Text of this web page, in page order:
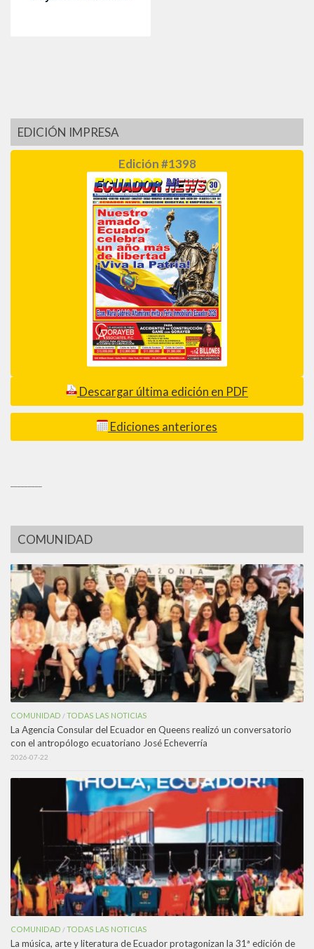
EDICIÓN IMPRESA
Edición #1398
Descargar última edición en PDF
Ediciones anteriores
COMUNIDAD
COMUNIDAD /TODAS LAS NOTICIAS
La Agencia Consular del Ecuador en Queens realizó un conversatorio
con el antropólogo ecuatoriano José Echeverría
2026-07-22
COMUNIDAD /TODAS LAS NOTICIAS
La música, arte y literatura de Ecuador protagonizan la 31ª edición de